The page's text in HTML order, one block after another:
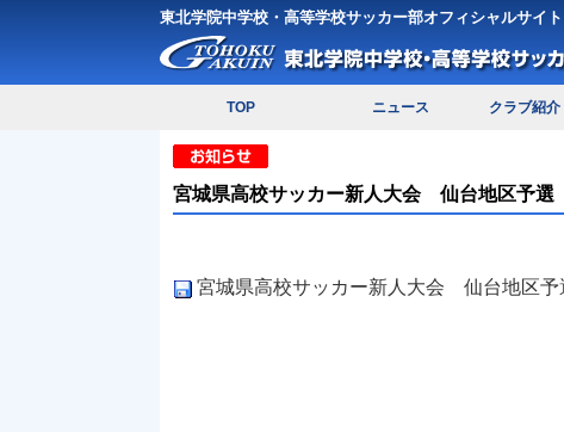
東北学院中学校・高等学校サッカー部オフィシャルサイト
TOP ニュース クラブ紹
宮城県高校サッカー新人大会 仙台地区予選
宮城県高校サッカー新人大会 仙台地区予